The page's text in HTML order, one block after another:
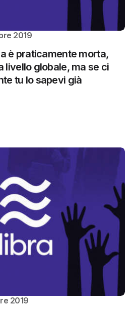
2019
è praticamente morta,
livello globale, ma se ci
tu lo sapevi già
2019